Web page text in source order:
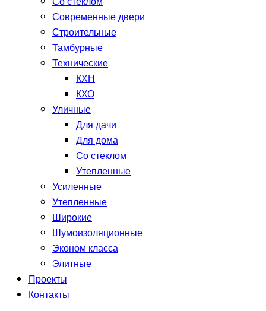
Современные двери
Строительные
Тамбурные
Технические
КХН
КХО
Уличные
Для дачи
Для дома
Со стеклом
Утепленные
Усиленные
Утепленные
Широкие
Шумоизоляционные
Эконом класса
Элитные
Проекты
Контакты